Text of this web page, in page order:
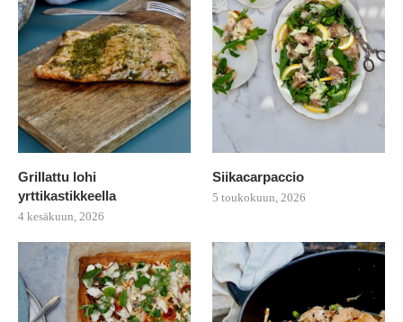
Grillattu lohi
yrttikastikkeella
4 kesäkuun, 2026
Siikacarpaccio
5 toukokuun, 2026